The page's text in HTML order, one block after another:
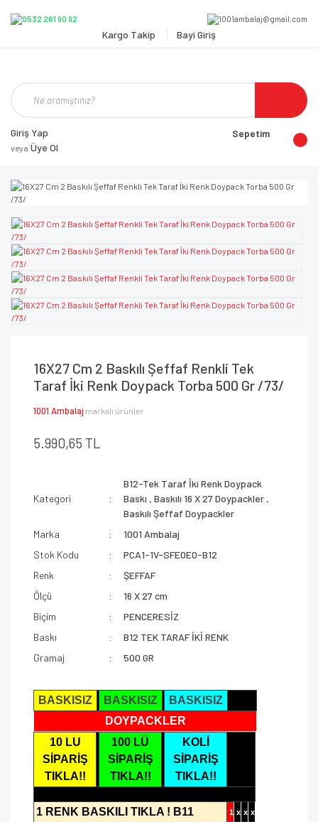
Kargo Takip Bayi Giriş
Giriş Yap
veya Üye Ol
Sepetim
16X27 Cm 2 Baskılı Şeffaf Renkli Tek
Taraf İki Renk Doypack Torba 500 Gr /73/
1001 Ambalaj markalı ürünler
5.990,65 TL
Kategori
B12-Tek Taraf İki Renk Doypack
Baskı ,Baskılı 16 X 27 Doypackler ,
Baskılı Şeffaf Doypackler
Marka
1001 Ambalaj
Stok Kodu
PCA1-1V-SFE0E0-B12
Renk
ŞEFFAF
Ölçü
16 X 27 cm
Biçim
PENCERESİZ
Baskı
B12 TEK TARAF İKİ RENK
Gramaj
500 GR
BASKISIZ BASKISIZ
BASKISIZ
DOYPACKLER
10 LU
SİPARİŞ
TIKLA!!
100 LÜ
SİPARİŞ
TIKLA!!
KOLİ
SİPARİŞ
TIKLA!!
1 RENK BASKILI TIKLA ! B11 1 x x x